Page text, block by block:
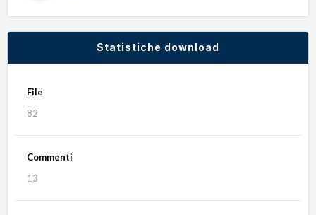
Statistiche download
File
82
Commenti
13